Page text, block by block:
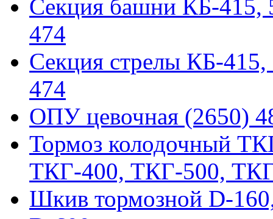
Секция башни КБ-415,
474
Секция стрелы КБ-
474
ОПУ цевочная (2650)
Тормоз колодочный
ТКГ-400, ТКГ-500,
Шкив тормозной D-